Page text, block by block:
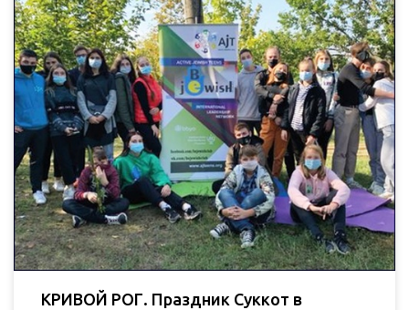
КРИВОЙ РОГ. Праздник Суккот в